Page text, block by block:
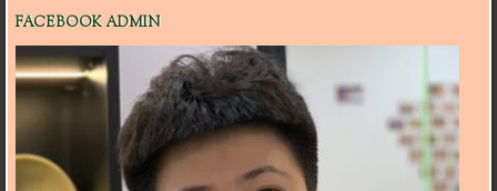
FACEBOOK ADMIN